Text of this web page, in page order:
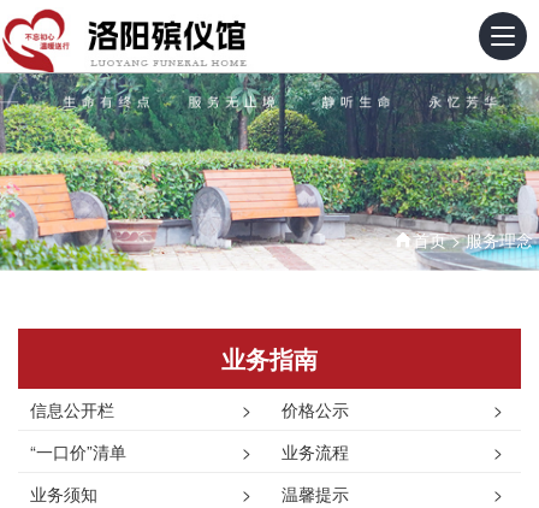
首页>服务理念
业务指南
>
信息公开栏 >
价格公示
>
“一口价”清单 >
业务流程
>
业务须知 >
温馨提示